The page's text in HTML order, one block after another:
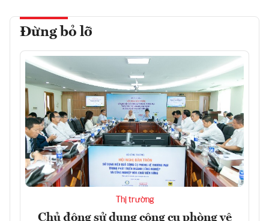
Đừng bỏ lỡ
Thị trường
Chủ động sử dụng công cụ phòng vệ